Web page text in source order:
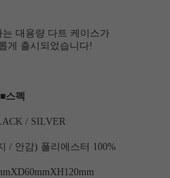
대용량 다트 케이스가
게 출시되었습니다!
■스펙
/ SILVER
/ 안감) 폴리에스터 100%